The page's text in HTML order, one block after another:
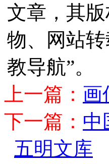
文章，其
物、网站
教导航”。
上一篇： 画
下一篇： 中
五明文库